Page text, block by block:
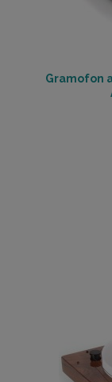
Gramofon